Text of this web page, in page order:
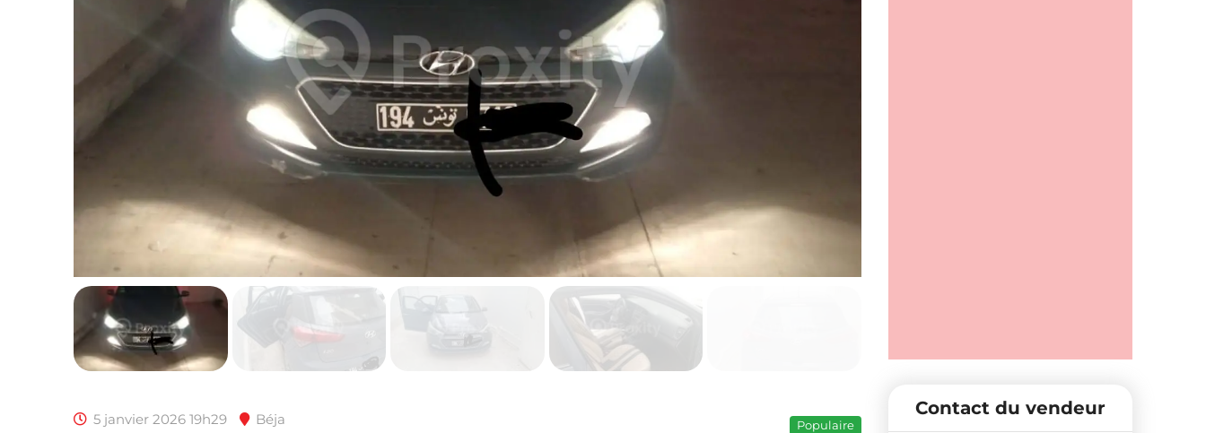
5 janvier 2026 19h29 Béja Populaire
Contact du vendeur